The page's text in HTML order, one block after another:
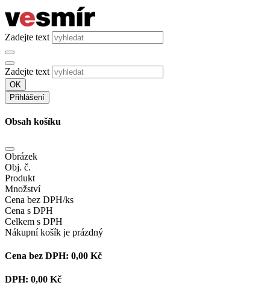
Zadejte text
Zadejte text
OK
Přihlášení
Obsah košíku
Obrázek
Obj. č.
Produkt
Množství
Cena bez DPH/ks
Cena s DPH
Celkem s DPH
Nákupní košík je prázdný
Cena bez DPH: 0,00 Kč
DPH: 0,00 Kč